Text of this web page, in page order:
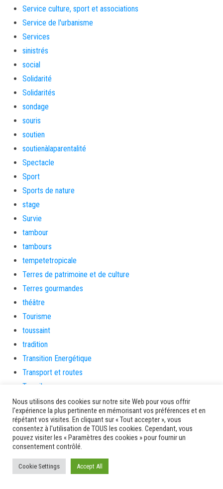
Service culture, sport et associations
Service de l'urbanisme
Services
sinistrés
social
Solidarité
Solidarités
sondage
souris
soutien
soutienàlaparentalité
Spectacle
Sport
Sports de nature
stage
Survie
tambour
tambours
tempetetropicale
Terres de patrimoine et de culture
Terres gourmandes
théâtre
Tourisme
toussaint
tradition
Transition Energétique
Transport et routes
Travail
Travaux
Travaux THD
travaux utiles
TSUNAMI
TZCLD
uncategorized
Nous utilisons des cookies sur notre site Web pour vous offrir
l'expérience la plus pertinente en mémorisant vos préférences et en
répétant vos visites. En cliquant sur « Tout accepter », vous
consentez à l'utilisation de TOUS les cookies. Cependant, vous
pouvez visiter les « Paramètres des cookies » pour fournir un
consentement contrôlé.
Cookie Settings Accept All